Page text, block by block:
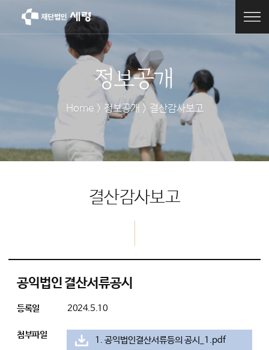
정보공개
Home > 정보공개 > 결산감사보고
결산감사보고
공익법인 결산서류공시
등록일 2024.5.10
첨부파일
1. 공익법인결산서류등의 공시_1.pdf